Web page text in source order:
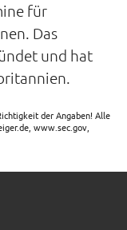
für
Das
und hat
der Angaben! Alle
www.sec.gov,